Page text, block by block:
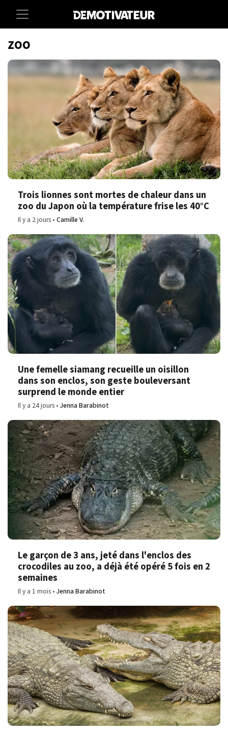
ZOO
Trois lionnes sont mortes de chaleur dans un
zoo du Japon où la température frise les 40°C
Il y a 2 jours Camille V.
Une femelle siamang recueille un oisillon
dans son enclos, son geste bouleversant
surprend le monde entier
Il y a 24 jours Jenna Barabinot
Le garçon de 3 ans, jeté dans l'enclos des
crocodiles au zoo, a déjà été opéré 5 fois en 2
semaines
Il y a 1 mois Jenna Barabinot